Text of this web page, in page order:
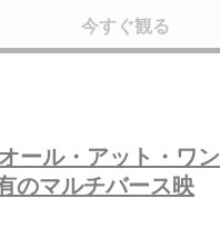
今すぐ観る
ール・アット・ワン
のマルチバース映